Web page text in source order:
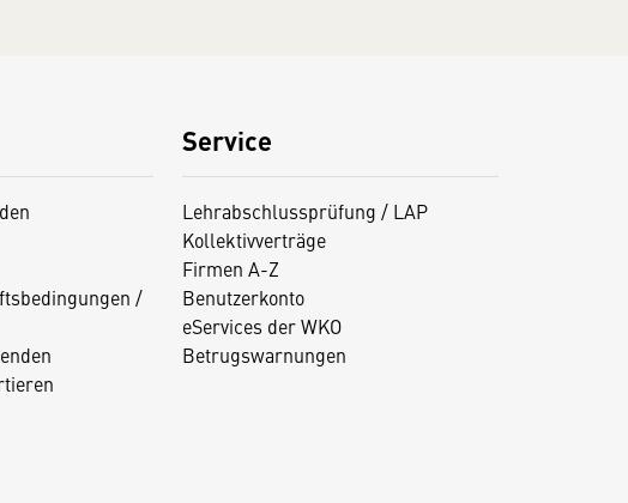
/
Service
Lehrabschlussprüfung / LAP
Kollektivverträge
Firmen A-Z
Benutzerkonto
eServices der WKO
Betrugswarnungen